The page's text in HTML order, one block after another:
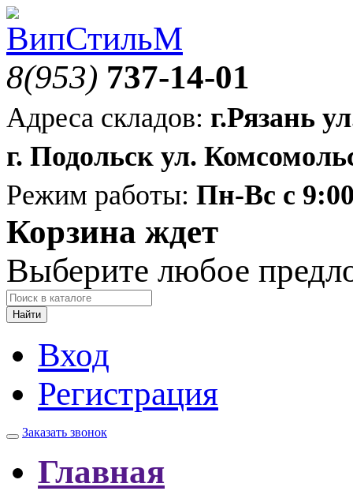
8(953) 737-14-01
Адреса складов: г.Рязань
г. Подольск ул.
Режим работы: Пн-Вс с
Корзина ждет
Выберите любое
Найти
Вход
Регистрация
Заказать звонок
Главная